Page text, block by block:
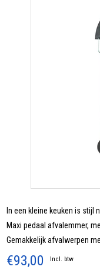
In een kleine keuken is stijl
Maxi pedaal afvalemmer,
Gemakkelijk afvalwerpen
€93,00 Incl. btw